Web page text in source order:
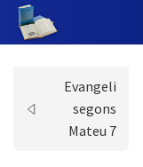
Evangeli
segons
Mateu 7